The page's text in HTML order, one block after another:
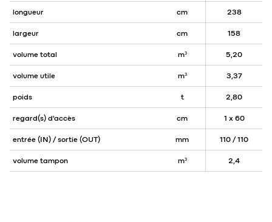
longueur cm 238
largeur cm 158
volume total m³ 5,20
volume utile m³ 3,37
poids t 2,80
regard(s) d'accès cm 1 x 60
entrée (IN) / sortie (OUT) mm 110 / 110
volume tampon m³ 2,4